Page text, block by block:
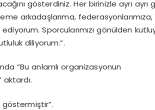
gösterdiniz. Her birinizle ayrı ayrı
arkadaşlarıma, federasyonlarımıza,
Sporcularımızı gönülden
diliyorum.”.
“Bu anlamlı organizasyonun
göstermiştir”.